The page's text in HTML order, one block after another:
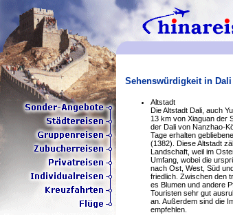
Sehenswürdigkeit in Dali
Altstadt
Die Altstadt Dali, auch
13 km von Xiaguan der
der Dali von Nanzhao-
Tage erhalten
(1382). Diese Altstadt
Landschaft, weil im
Umfang, wobei die
nach Ost, West, Süd
friedlich. Zwischen den
es Blumen und andere
Touristen sehr gut
an. Außerdem sind die
empfehlen.